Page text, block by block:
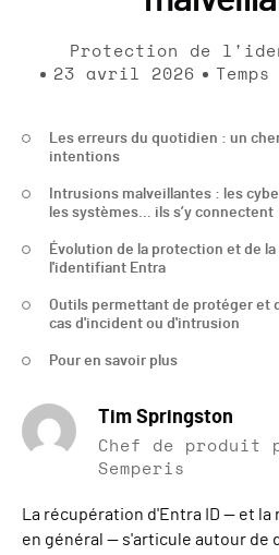
Protection de
23 avril 2026
Les erreurs du quotidien : un
intentions
Intrusions malveillantes : les
les systèmes… ils s’y connectent
Évolution de la protection et de
l'identifiant Entra
Outils permettant de protéger et
cas d'incident ou d'intrusion
Pour en savoir plus
Tim Springston
Chef de produit
Semperis
La récupération d'Entra ID — et
en général — s'articule autour de